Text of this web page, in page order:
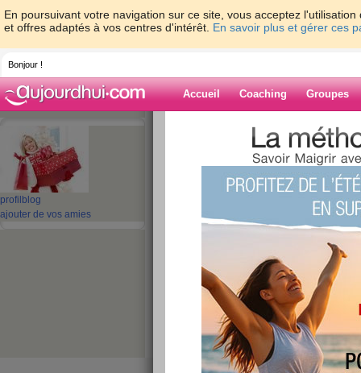
En poursuivant votre navigation sur ce site, vous acceptez
et offres adaptés à vos centres d'intérêt. En savoir plus et gérer ces
Bonjour !
Accueil Coaching Groupes
profil blog
ajouter de vos amies
> > Quizz:
Blog de
Quizz: C’est
j'ai fait5/10
C’est